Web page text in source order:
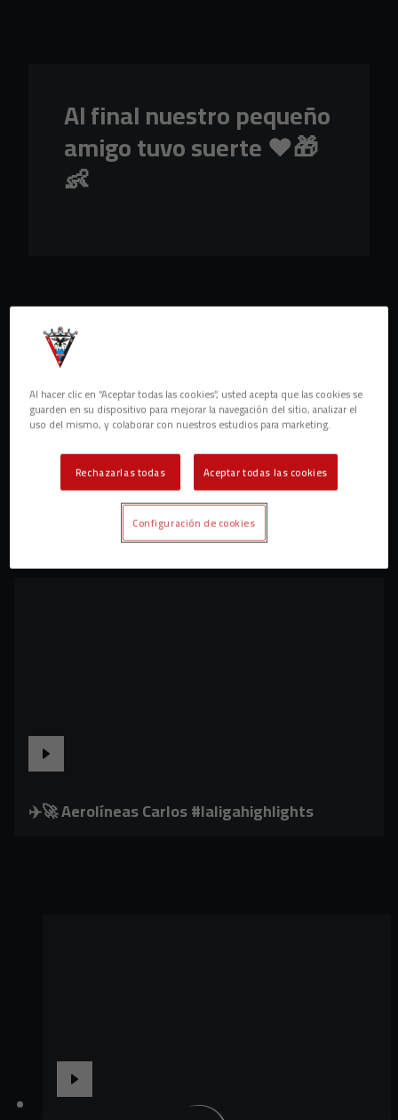
Al final nuestro pequeño
amigo tuvo suerte ❤️🎁
👶
✈️🚀 Aerolíneas Carlos #laligahighlights
Al hacer clic en “Aceptar todas las cookies”, usted acepta que las cookies se
guarden en su dispositivo para mejorar la navegación del sitio, analizar el
uso del mismo, y colaborar con nuestros estudios para marketing.
Rechazarlas todas Aceptar todas las cookies
Configuración de cookies